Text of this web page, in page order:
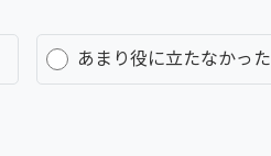
あまり役に立たなかった